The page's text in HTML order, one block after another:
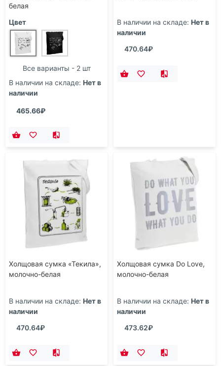
белая
Цвет
Все варианты - 2 шт
В наличии на складе: Нет в
наличии
465.66₽
В наличии на складе: Нет в
наличии
470.64₽
Холщовая сумка «Текила»,
молочно-белая
В наличии на складе: Нет в
наличии
470.64₽
Холщовая сумка Do Love,
молочно-белая
В наличии на складе: Нет в
наличии
473.62₽